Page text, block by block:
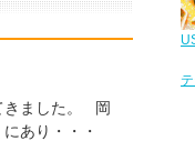
きました。 岡
あり・・・